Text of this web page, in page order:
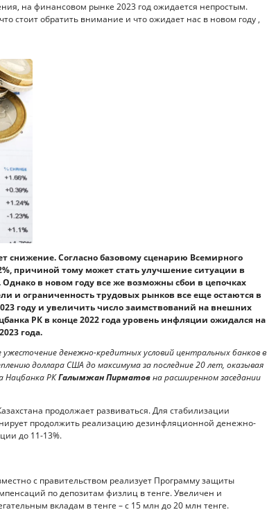
на финансовом рынке 2023 год ожидается непростым.
стоит обратить внимание и что ожидает нас в новом году ,
снижение. Согласно базовому сценарию Всемирного
причиной тому может стать улучшение ситуации в
в новом году все же возможны сбои в цепочках
и ограниченность трудовых рынков все еще остаются в
году и увеличить число заимствований на внешних
РК в конце 2022 года уровень инфляции ожидался на
года.
денежно-кредитных условий центральных банков в
доллара США до максимума за последние 20 лет, оказывая
Нацбанка РКГалымжан Пирматовна расширенном заседании
продолжает развиваться. Для стабилизации
продолжить реализацию дезинфляционной денежно-
до 11-13%.
с правительством реализует Программу защиты
по депозитам физлиц в тенге. Увеличен и
вкладам в тенге – с 15 млн до 20 млн тенге.